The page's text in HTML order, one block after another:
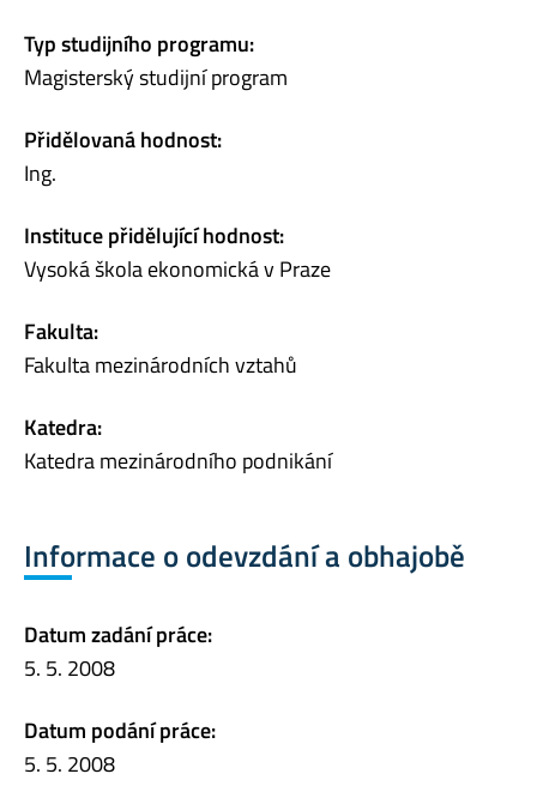
Typ studijního programu:
Magisterský studijní program
Přidělovaná hodnost:
Ing.
Instituce přidělující hodnost:
Vysoká škola ekonomická v Praze
Fakulta:
Fakulta mezinárodních vztahů
Katedra:
Katedra mezinárodního podnikání
Informace o odevzdání a obhajobě
Datum zadání práce:
5. 5. 2008
Datum podání práce:
5. 5. 2008